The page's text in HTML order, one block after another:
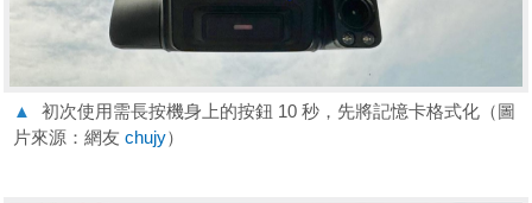
▲
初次使用需長按機身上的按鈕 10 秒，先將記憶卡格式化（圖
片來源：網友 chujy）